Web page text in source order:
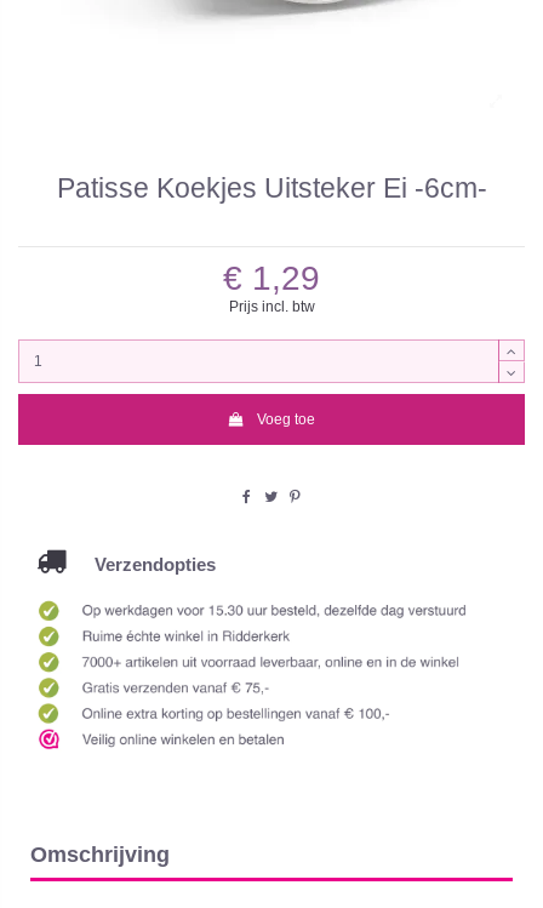
Patisse Koekjes Uitsteker Ei -6cm-
€ 1,29
Prijs incl. btw
Voeg toe
Verzendopties
Omschrijving